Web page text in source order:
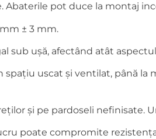
Abaterile pot duce la montaj
± 3 mm.
sub ușă, afectând atât
uscat și ventilat, până
și pe pardoseli nefinisate.
poate compromite